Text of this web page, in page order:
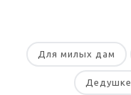
Для милых дам
Дедушке